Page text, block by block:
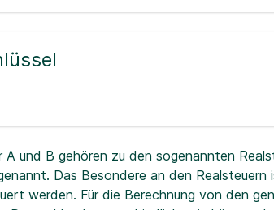
A und B gehören zu den sogenannten
Das Besondere an den
werden. Für die Berechnung von den